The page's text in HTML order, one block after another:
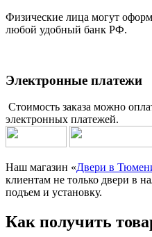
Физические лица могут
любой удобный банк РФ.
Электронные платежи
Стоимость заказа можно
электронных платежей.
Наш магазин «Двери в
клиентам не только двери в
подъем и установку.
Как получить